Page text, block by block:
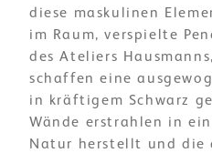
diese maskulinen
im Raum, verspielte
des Ateliers
schaffen eine
in kräftigem Schwarz
Wände erstrahlen in
Natur herstellt und die